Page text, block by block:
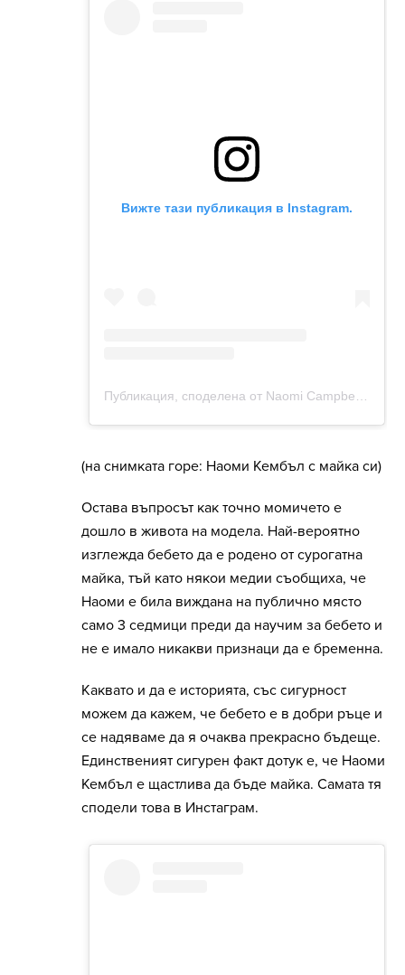
(на снимката горе: Наоми Кембъл с майка си)
Остава въпросът как точно момичето е
дошло в живота на модела. Най-вероятно
изглежда бебето да е родено от сурогатна
майка, тъй като някои медии съобщиха, че
Наоми е била виждана на публично място
само 3 седмици преди да научим за бебето и
не е имало никакви признаци да е бременна.
Каквато и да е историята, със сигурност
можем да кажем, че бебето е в добри ръце и
се надяваме да я очаква прекрасно бъдеще.
Единственият сигурен факт дотук е, че Наоми
Кембъл е щастлива да бъде майка. Самата тя
сподели това в Инстаграм.